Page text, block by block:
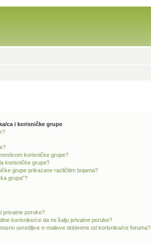
ca i korisničke grupe
icom korisničke grupe?
korisničke grupe?
grupe prikazane različitim bojama?
grupa”?
privatne poruke?
korisnike/ce da mi šalju privatne poruke?
uvredljive e-mailove dobivene od korisnika/ce foruma?